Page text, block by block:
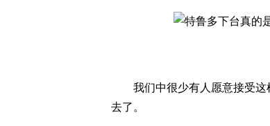
我们中很少有人愿意接受这
去了。